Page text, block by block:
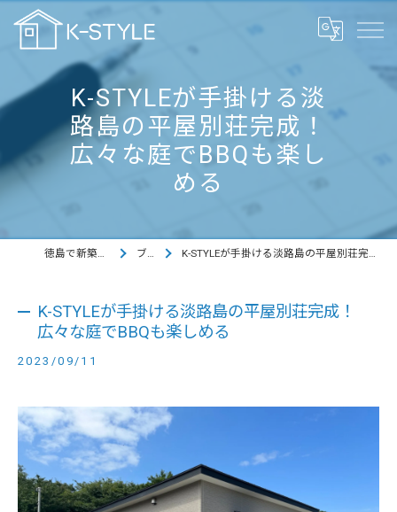
K-STYLEが手掛ける淡
路島の平屋別荘完成！
広々な庭でBBQも楽し
める
徳島で新築ならK-STYLE ブログ K-STYLEが手掛ける淡路島の平屋別荘完成！広々な庭でBBQも楽しめる
K-STYLEが手掛ける淡路島の平屋別荘完成！
広々な庭でBBQも楽しめる
2023/09/11